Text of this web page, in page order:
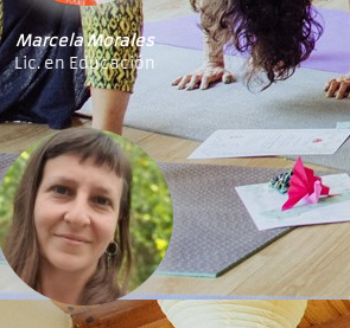
Marcela Morales
Lic. en Educación